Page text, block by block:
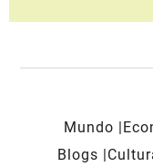
Mundo
Blogs